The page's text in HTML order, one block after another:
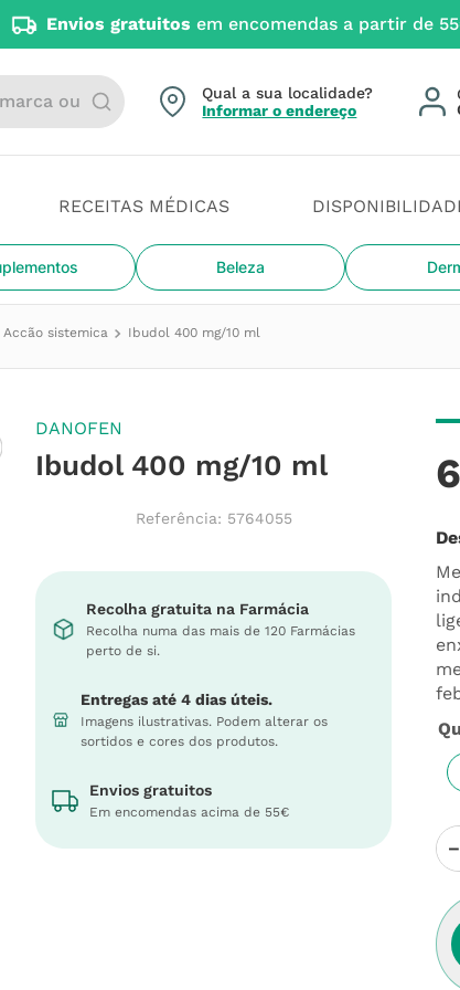
Envios gratuitos em encomendas a partir de
ou categoria
RECEITAS MÉDICAS
Beleza
Qual a sua localidade?
Informar o endereço
Accão sistemica Ibudol 400 mg/10 ml
DANOFEN
Ibudol 400 mg/10 ml
Referência: 5764055
Recolha gratuita na Farmácia
Recolha numa das mais de 120 Farmácias
perto de si.
Entregas até 4 dias úteis.
Imagens ilustrativas. Podem alterar os
sortidos e cores dos produtos.
Envios gratuitos
Em encomendas acima de 55€
6
－